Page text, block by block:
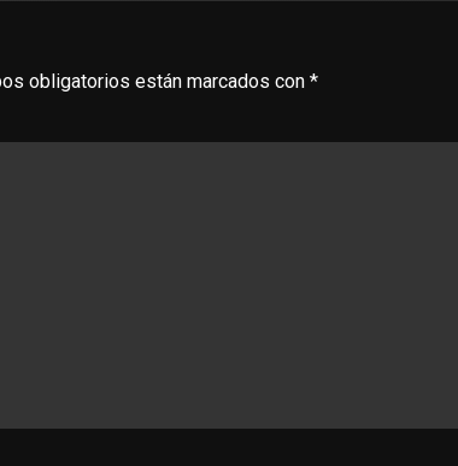
obligatorios están marcados con *